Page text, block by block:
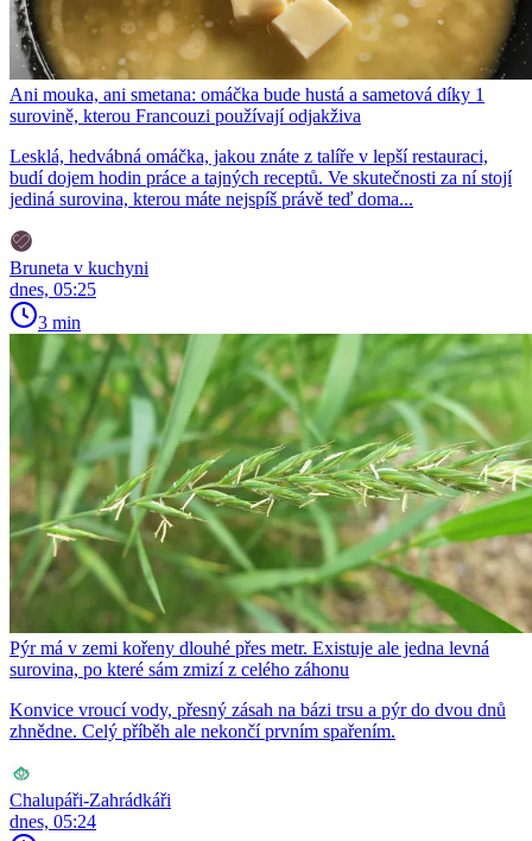
Ani mouka, ani smetana: omáčka bude hustá a sametová díky 1
surovině, kterou Francouzi používají odjakživa
Lesklá, hedvábná omáčka, jakou znáte z talíře v lepší restauraci,
budí dojem hodin práce a tajných receptů. Ve skutečnosti za ní stojí
jediná surovina, kterou máte nejspíš právě teď doma...
Bruneta v kuchyni
dnes, 05:25
3 min
Pýr má v zemi kořeny dlouhé přes metr. Existuje ale jedna levná
surovina, po které sám zmizí z celého záhonu
Konvice vroucí vody, přesný zásah na bázi trsu a pýr do dvou dnů
zhnědne. Celý příběh ale nekončí prvním spařením.
Chalupáři-Zahrádkáři
dnes, 05:24